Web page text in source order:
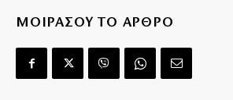
ΜΟΙΡΑΣΟΥ ΤΟ ΑΡΘΡΟ